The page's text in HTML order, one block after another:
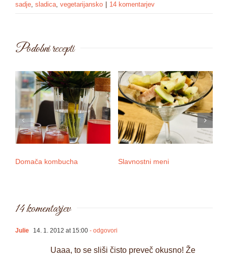
sadje, sladica, vegetarijansko 14 komentarjev
Podobni recepti
Domača kombucha Slavnostni meni
14 komentarjev
Julie 14. 1. 2012 at 15:00 - odgovori
Uaaa, to se sliši čisto preveč okusno! Že